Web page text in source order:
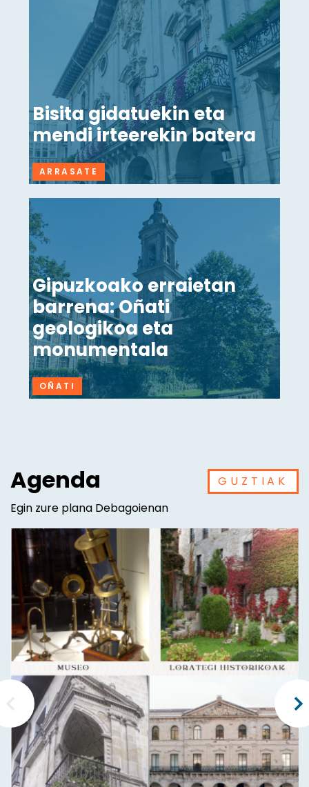
Bisita gidatuekin eta
mendi irteerekin batera
ARRASATE
Gipuzkoako erraietan
barrena: Oñati
geologikoa eta
monumentala
OÑATI
Agenda
Egin zure plana Debagoienan
GUZTIAK